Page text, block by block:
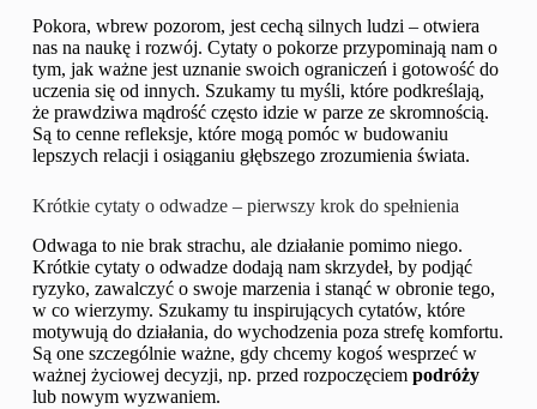
Pokora, wbrew pozorom, jest cechą silnych ludzi – otwiera
nas na naukę i rozwój. Cytaty o pokorze przypominają nam o
tym, jak ważne jest uznanie swoich ograniczeń i gotowość do
uczenia się od innych. Szukamy tu myśli, które podkreślają,
że prawdziwa mądrość często idzie w parze ze skromnością.
Są to cenne refleksje, które mogą pomóc w budowaniu
lepszych relacji i osiąganiu głębszego zrozumienia świata.
Krótkie cytaty o odwadze – pierwszy krok do spełnienia
Odwaga to nie brak strachu, ale działanie pomimo niego.
Krótkie cytaty o odwadze dodają nam skrzydeł, by podjąć
ryzyko, zawalczyć o swoje marzenia i stanąć w obronie tego,
w co wierzymy. Szukamy tu inspirujących cytatów, które
motywują do działania, do wychodzenia poza strefę komfortu.
Są one szczególnie ważne, gdy chcemy kogoś wesprzeć w
ważnej życiowej decyzji, np. przed rozpoczęciem podróży
lub nowym wyzwaniem.